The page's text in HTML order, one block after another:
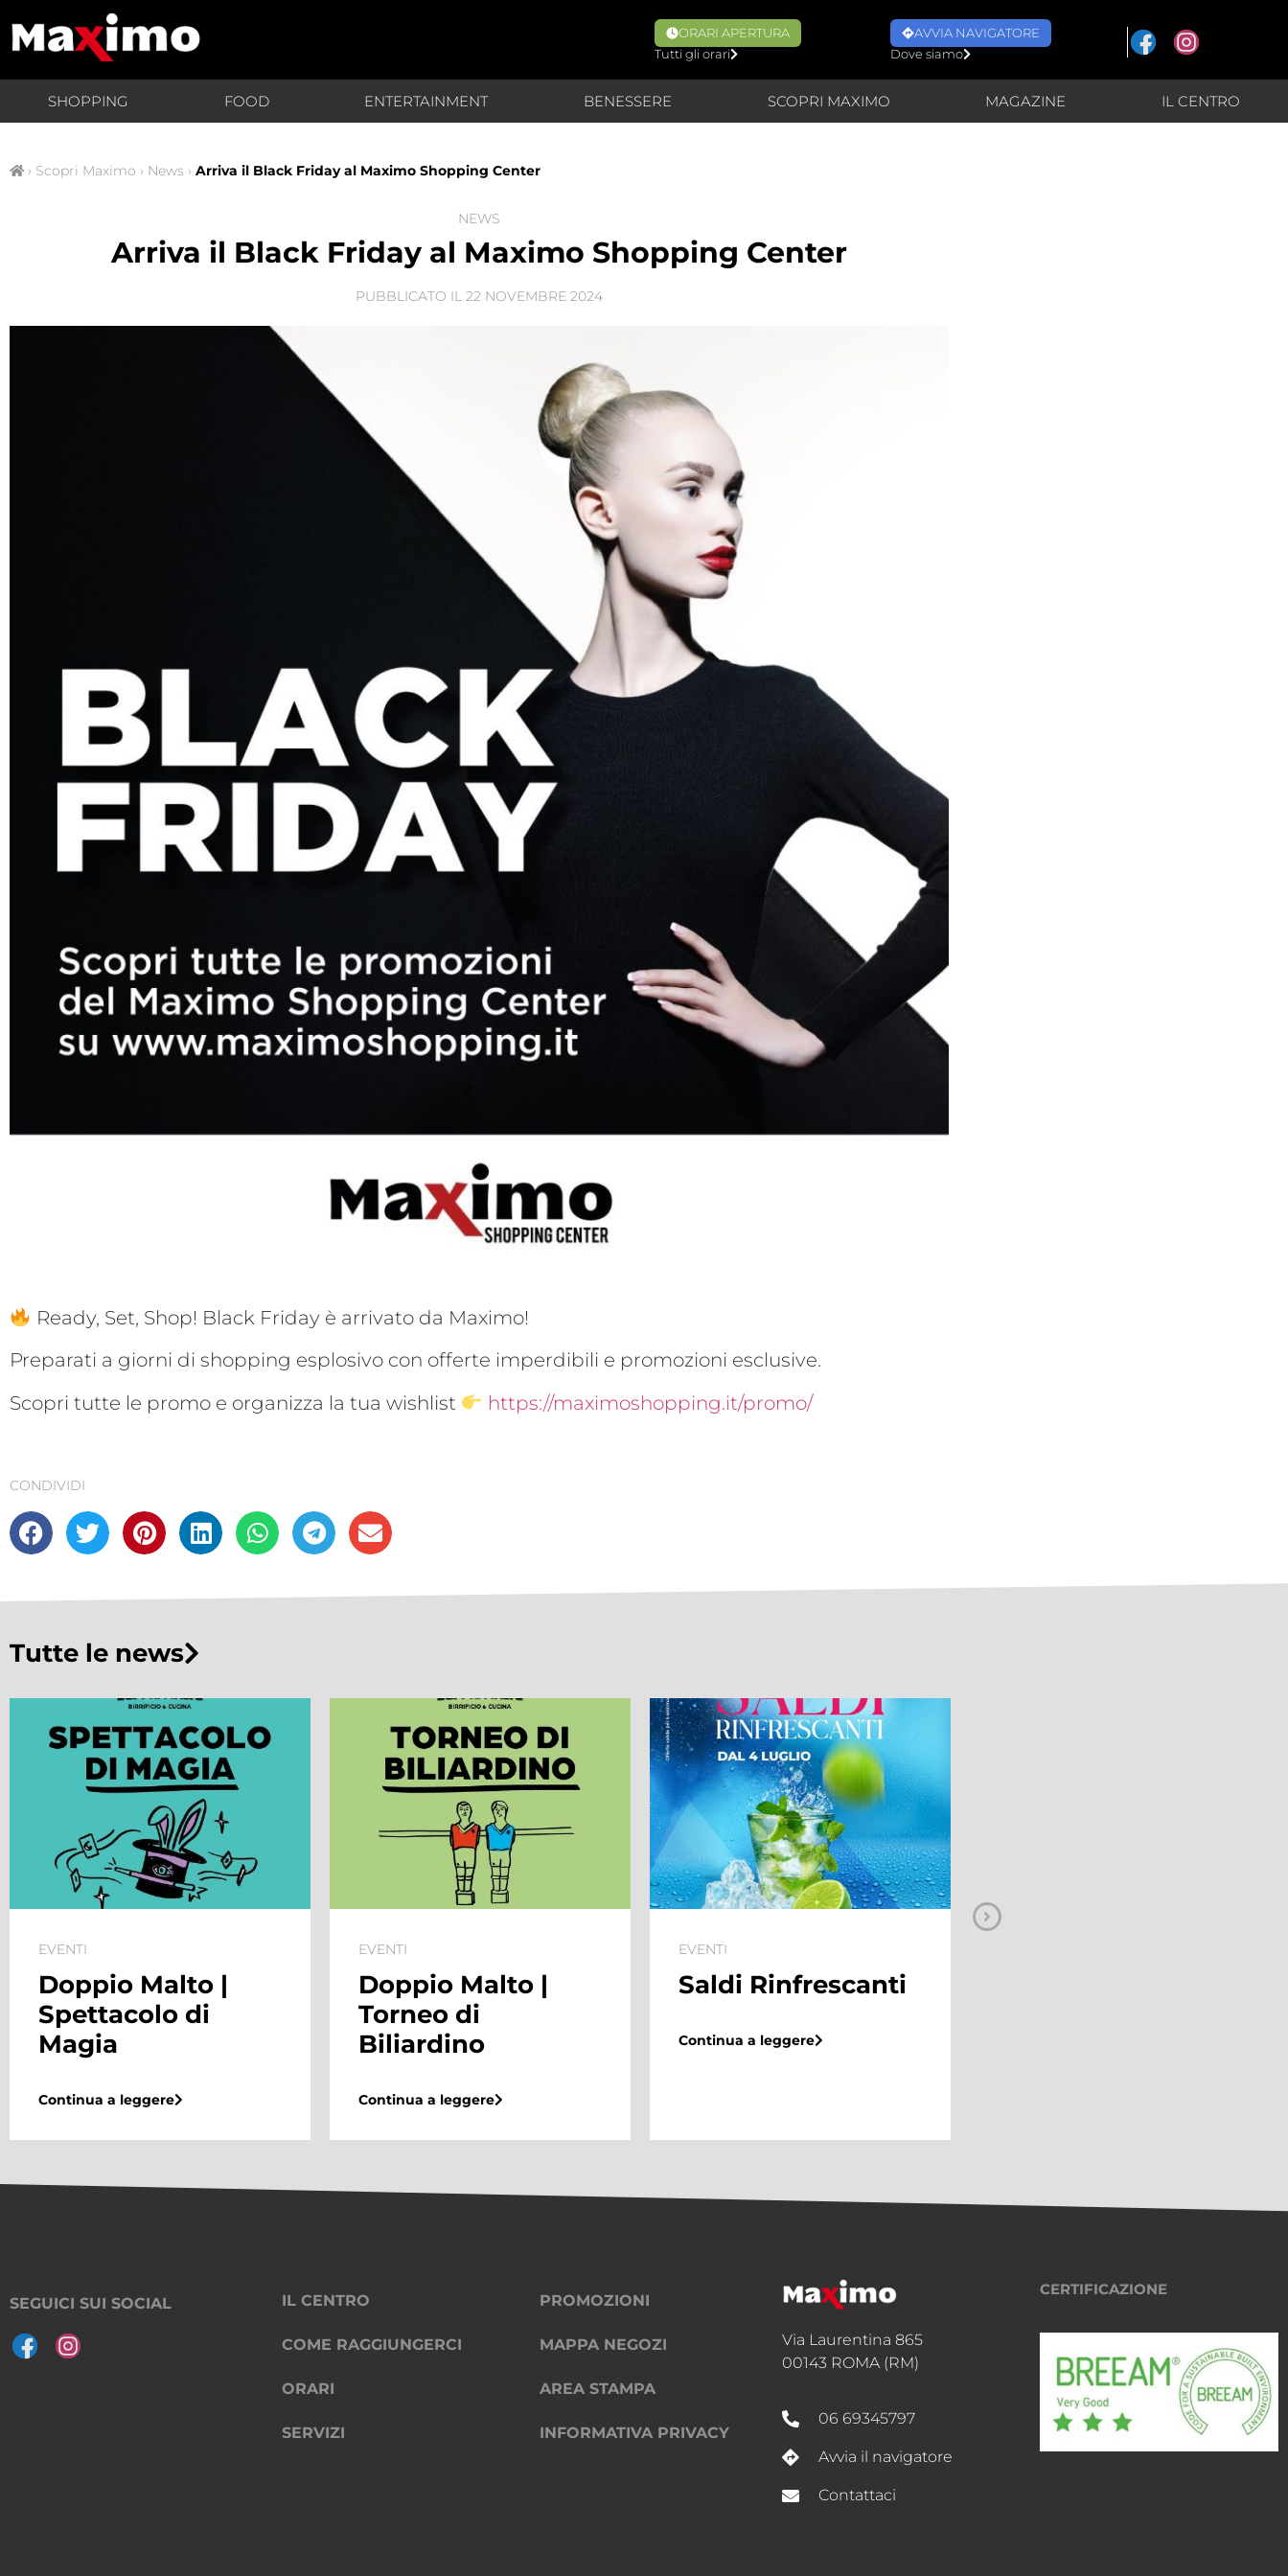
ORARI APERTURA
Tutti gli orari
AVVIA NAVIGATORE
Dove siamo
SHOPPING FOOD ENTERTAINMENT BENESSERE SCOPRI MAXIMO MAGAZINE IL CENTRO
› Scopri Maximo › News › Arriva il Black Friday al Maximo Shopping Center
NEWS
Arriva il Black Friday al Maximo Shopping Center
PUBBLICATO IL 22 NOVEMBRE 2024
Ready, Set, Shop! Black Friday è arrivato da Maximo!
Preparati a giorni di shopping esplosivo con offerte imperdibili e promozioni esclusive.
Scopri tutte le promo e organizza la tua wishlist
https://maximoshopping.it/promo/
CONDIVIDI
Tutte le news
EVENTI
Doppio Malto |
Torneo di
Biliardino
Continua a leggere
EVENTI
Saldi Rinfrescanti
Continua a leggere
EVENTI
Summer Village:
bambini arriva al
SEGUICI SUI SOCIAL IL CENTRO
COME RAGGIUNGERCI
ORARI
SERVIZI
PROMOZIONI
MAPPA NEGOZI
AREA STAMPA
INFORMATIVA PRIVACY
Via Laurentina 865
00143 ROMA (RM)
06 69345797
Avvia il navigatore
Contattaci
CERTIFICAZIONE